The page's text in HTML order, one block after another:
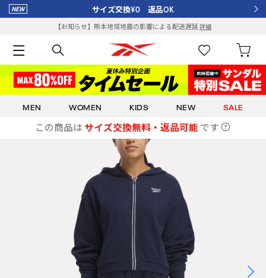
サイズ交換¥0 返品OK
【お知らせ】熊本地域地震の影響による配送遅延詳細
MEN WOMEN KIDS NEW SALE
この商品は サイズ交換無料・返品可能 です